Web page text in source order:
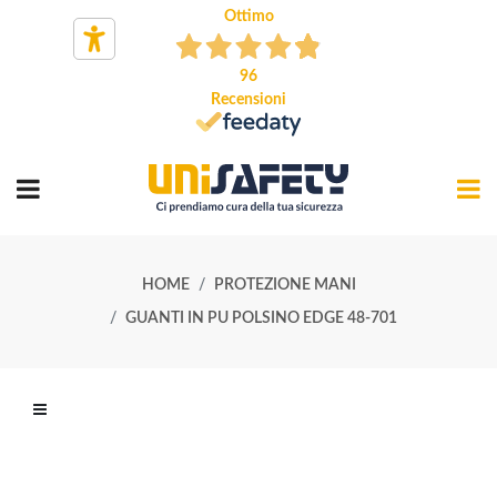
Ottimo
96
Recensioni
HOME PROTEZIONE MANI
GUANTI IN PU POLSINO EDGE 48-701